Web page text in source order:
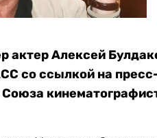
актер Алексей
со ссылкой на
Союза